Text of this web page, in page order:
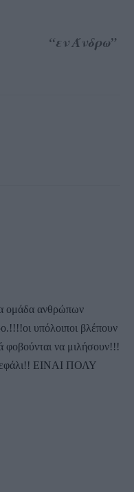
“εν Άνδρω”
ανθρώπων
υπόλοιποι βλέπουν
φοβούνται να μιλήσουν!!!
ΕΙΝΑΙ ΠΟΛΥ